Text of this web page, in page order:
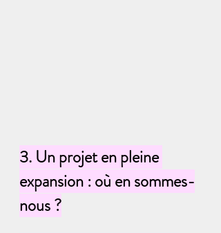
3. Un projet en pleine
expansion : où en sommes-
nous ?